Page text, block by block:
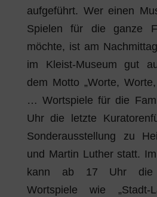
aufgeführt. Wer einen
Spielen für die ganze
möchte, ist am
im Kleist-Museum gut
dem Motto „Worte,
… Wortspiele für die
Uhr die letzte
Sonderausstellung zu
und Martin Luther statt.
kann ab 17 Uhr die
Wortspiele wie „Stadt-